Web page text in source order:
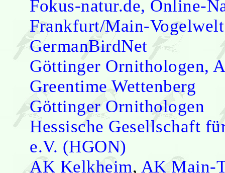
Fokus-natur.de, Online-
Frankfurt/Main-Vogelwelt
GermanBirdNet
Göttinger Ornithologen,
Greentime Wettenberg
Göttinger Ornithologen
Hessische Gesellschaft
e.V. (HGON)
AK Kelkheim, AK Main-